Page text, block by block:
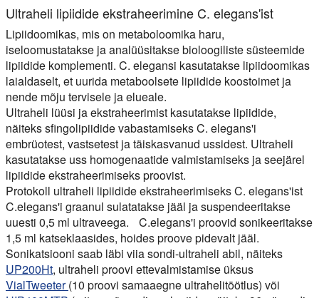
Ultraheli lipiidide ekstraheerimine C. elegans'ist
Lipiidoomikas, mis on metaboloomika haru,
iseloomustatakse ja analüüsitakse bioloogiliste süsteemide
lipiidide komplementi. C. elegansi kasutatakse lipiidoomikas
laialdaselt, et uurida metaboolsete lipiidide koostoimet ja
nende mõju tervisele ja elueale.
Ultraheli lüüsi ja ekstraheerimist kasutatakse lipiidide,
näiteks sfingolipiidide vabastamiseks C. elegans'i
embrüotest, vastsetest ja täiskasvanud ussidest. Ultraheli
kasutatakse uss homogenaatide valmistamiseks ja seejärel
lipiidide ekstraheerimiseks proovist.
Protokoll ultraheli lipiidide ekstraheerimiseks C. elegans'ist
C.elegans'i graanul sulatatakse jääl ja suspendeeritakse
uuesti 0,5 ml ultraveega. C.elegans'i proovid sonikeeritakse
1,5 ml katseklaasides, hoides proove pidevalt jääl.
Sonikatsiooni saab läbi viia sondi-ultraheli abil, näiteks
UP200Ht, ultraheli proovi ettevalmistamise üksus
VialTweeter(10 proovi samaaegne ultrahelitöötlus) või